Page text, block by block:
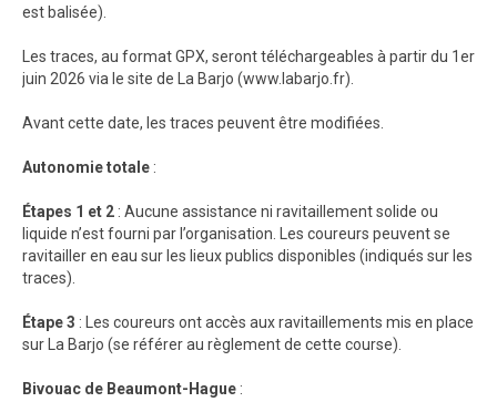
est balisée).
Les traces, au format GPX, seront téléchargeables à partir du 1er
juin 2026 via le site de La Barjo (www.labarjo.fr).
Avant cette date, les traces peuvent être modifiées.
Autonomie totale :
Étapes 1 et 2 : Aucune assistance ni ravitaillement solide ou
liquide n’est fourni par l’organisation. Les coureurs peuvent se
ravitailler en eau sur les lieux publics disponibles (indiqués sur les
traces).
Étape 3 : Les coureurs ont accès aux ravitaillements mis en place
sur La Barjo (se référer au règlement de cette course).
Bivouac de Beaumont-Hague :